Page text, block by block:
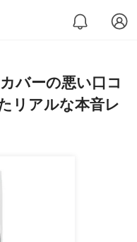
バーの悪い口コ
リアルな本音レ